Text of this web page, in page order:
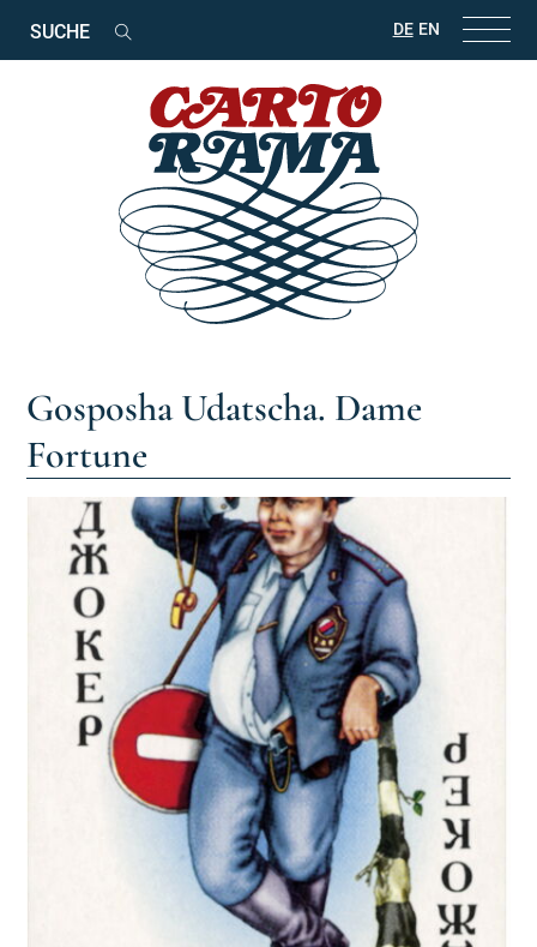
Suchbegriffe
DE EN
Gosposha Udatscha. Dame
Fortune